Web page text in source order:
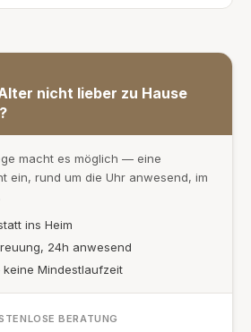
nicht lieber zu Hause
macht es möglich — eine
ein, rund um die Uhr anwesend, im
ins Heim
24h anwesend
Mindestlaufzeit
BERATUNG